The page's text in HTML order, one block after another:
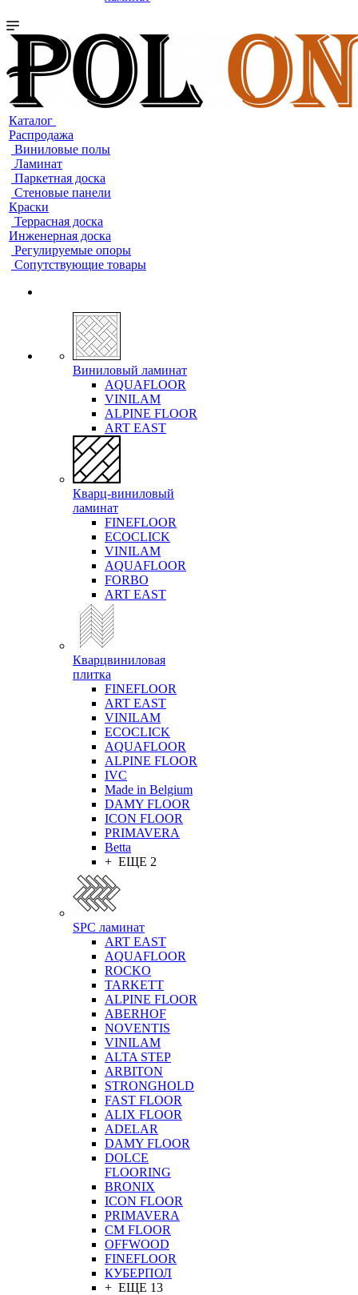
Каталог
Распродажа
Виниловые полы
Ламинат
Паркетная доска
Стеновые панели
Краски
Террасная доска
Инженерная доска
Регулируемые опоры
Сопутствующие товары
Виниловый ламинат
AQUAFLOOR
VINILAM
ALPINE FLOOR
ART EAST
Кварц-виниловый
ламинат
FINEFLOOR
ECOCLICK
VINILAM
AQUAFLOOR
FORBO
ART EAST
Кварцвиниловая
плитка
FINEFLOOR
ART EAST
VINILAM
ECOCLICK
AQUAFLOOR
ALPINE FLOOR
IVC
Made in Belgium
DAMY FLOOR
ICON FLOOR
PRIMAVERA
Betta
+ ЕЩЕ 2
SPC ламинат
ART EAST
AQUAFLOOR
ROCKO
TARKETT
ALPINE FLOOR
ABERHOF
NOVENTIS
VINILAM
ALTA STEP
ARBITON
STRONGHOLD
FAST FLOOR
ALIX FLOOR
ADELAR
DAMY FLOOR
DOLCE
FLOORING
BRONIX
ICON FLOOR
PRIMAVERA
CM FLOOR
OFFWOOD
FINEFLOOR
КУБЕРПОЛ
+ ЕЩЕ 13